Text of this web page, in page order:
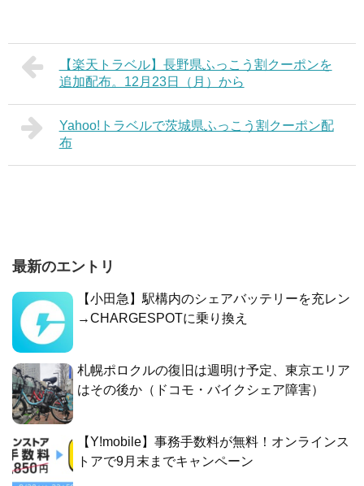
【楽天トラベル】長野県ふっこう割クーポンを
追加配布。12月23日（月）から
Yahoo!トラベルで茨城県ふっこう割クーポン配
布
最新のエントリ
【小田急】駅構内のシェアバッテリーを充レン
→CHARGESPOTに乗り換え
札幌ポロクルの復旧は週明け予定、東京エリア
はその後か（ドコモ・バイクシェア障害）
【Y!mobile】事務手数料が無料！オンラインス
トアで9月末までキャンペーン